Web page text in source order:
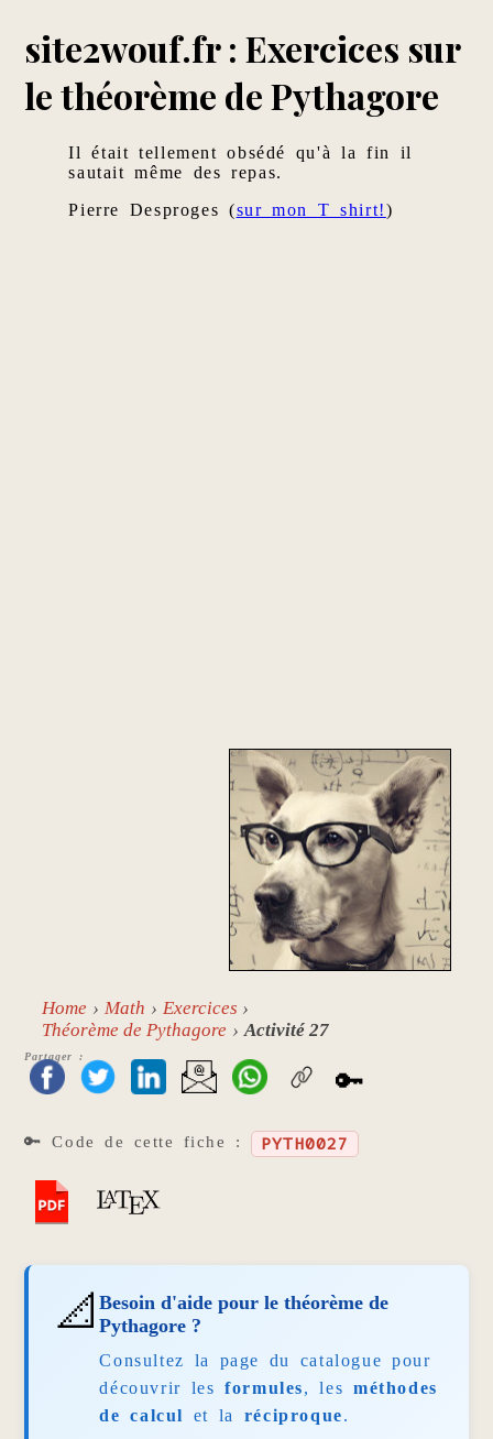
site2wouf.fr : Exercices sur
le théorème de Pythagore
Il était tellement obsédé qu'à la fin il
sautait même des repas.
Pierre Desproges (sur mon T shirt!)
Home Math
Exercices
Théorème de Pythagore
Activité 27
Partager :
🔑
🔑 Code de cette fiche : PYTH0027
📐Besoin d'aide pour le théorème de
Pythagore ?
Consultez la page du catalogue pour
découvrir lesformules, lesméthodes
de calcul
et la réciproque.